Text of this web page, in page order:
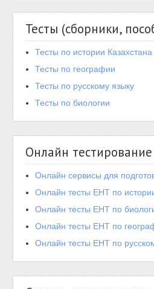
Тесты (сборники,
Тесты по истории Казахстана
Тесты по географии
Тесты по русскому языку
Тесты по биологии
Онлайн тестирование
Онлайн сервисы для
Онлайн тесты ЕНТ по
Онлайн тесты ЕНТ по
Онлайн тесты ЕНТ по
Онлайн тесты ЕНТ по